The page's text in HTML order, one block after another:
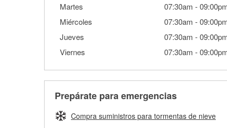
Martes
07:30am -
Miércoles
07:30am -
Jueves
07:30am -
Viernes
07:30am -
Prepárate para emergencias
Compra suministros para tormentas de nieve